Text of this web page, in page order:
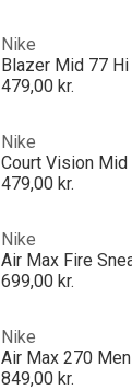
Nike
Blazer Mid 77 Hi
479,00 kr.
Nike
Court Vision
479,00 kr.
Nike
Air Max Fire
699,00 kr.
Nike
Air Max 270
849,00 kr.